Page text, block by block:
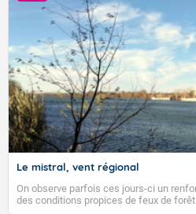
Le mistral, vent régional
On observe parfois ces jours-ci un
des conditions propices de feux de